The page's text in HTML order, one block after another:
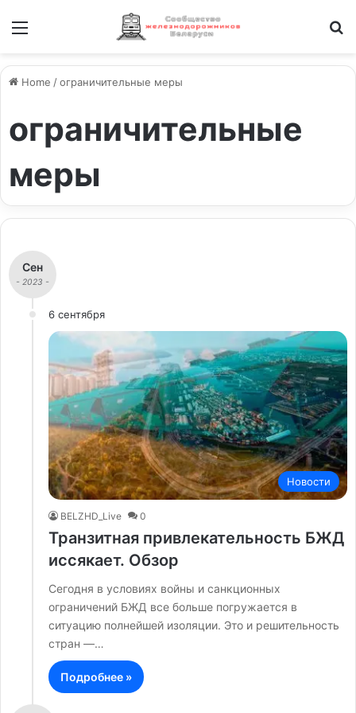
Home /ограничительные меры
ограничительные
меры
Сен
- 2023 -
6 сентября
Новости
BELZHD_Live 0
Транзитная привлекательность БЖД
иссякает. Обзор
Сегодня в условиях войны и санкционных
ограничений БЖД все больше погружается в
ситуацию полнейшей изоляции. Это и решительность
стран —…
Подробнее »